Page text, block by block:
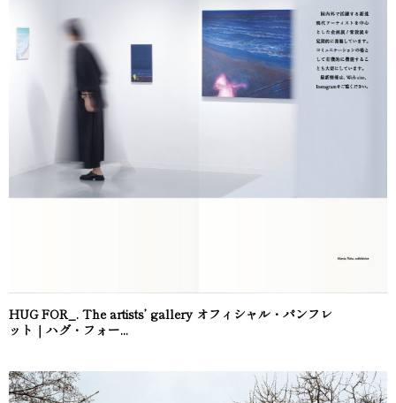
HUG FOR_. The artists’ gallery オフィシャル・パンフレ
ット｜ハグ・フォー...